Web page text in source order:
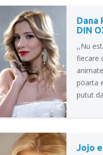
Dana
DIN
,,Nu
fiecare
poarta
putut
Jojo